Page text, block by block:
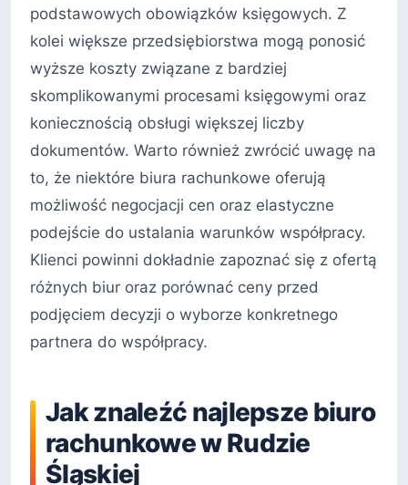
podstawowych obowiązków księgowych. Z
kolei większe przedsiębiorstwa mogą ponosić
wyższe koszty związane z bardziej
skomplikowanymi procesami księgowymi oraz
koniecznością obsługi większej liczby
dokumentów. Warto również zwrócić uwagę na
to, że niektóre biura rachunkowe oferują
możliwość negocjacji cen oraz elastyczne
podejście do ustalania warunków współpracy.
Klienci powinni dokładnie zapoznać się z ofertą
różnych biur oraz porównać ceny przed
podjęciem decyzji o wyborze konkretnego
partnera do współpracy.
Jak znaleźć najlepsze biuro
rachunkowe w Rudzie
Śląskiej